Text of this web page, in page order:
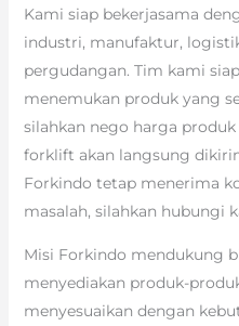
Kami siap bekerjasama
industri, manufaktur,
pergudangan. Tim kami
menemukan produk yang
silahkan nego harga
forklift akan langsung
Forkindo tetap menerima
masalah, silahkan hubungi
Misi Forkindo mendukung
menyediakan produk-
menyesuaikan dengan